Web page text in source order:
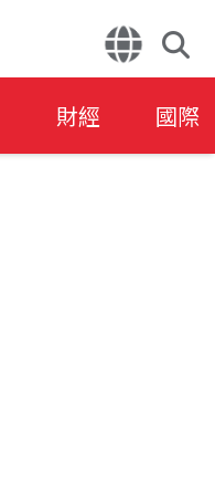
財經 國際